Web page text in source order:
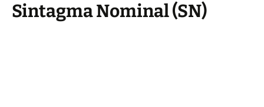
Sintagma Nominal (SN)